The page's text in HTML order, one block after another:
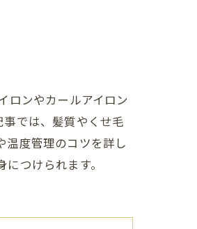
ロンやカールアイロン
では、髪質やくせ毛
温度管理のコツを詳し
つけられます。